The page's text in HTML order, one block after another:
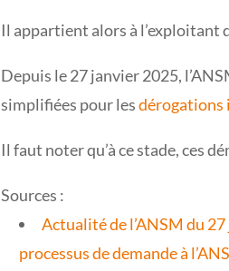
Il appartient alors à l’exploitant
Depuis le 27 janvier 2025,
simplifiées pour lesdérogations
Il faut noter qu’à ce stade, ces
Sources :
Actualité de l’ANSM du
processus de demande à